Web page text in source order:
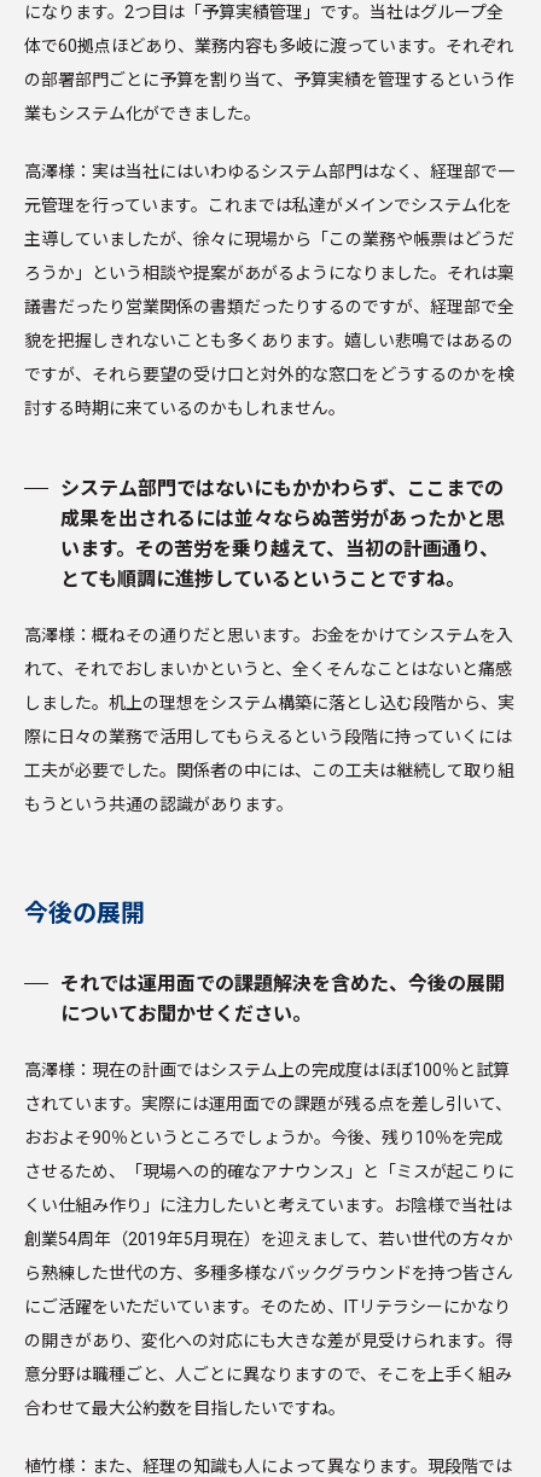
になります。2つ目は「予算実績管理」です。当社はグループ全
体で60拠点ほどあり、業務内容も多岐に渡っています。それぞれ
の部署部門ごとに予算を割り当て、予算実績を管理するという作
業もシステム化ができました。
高澤様：実は当社にはいわゆるシステム部門はなく、経理部で一
元管理を行っています。これまでは私達がメインでシステム化を
主導していましたが、徐々に現場から「この業務や帳票はどうだ
ろうか」という相談や提案があがるようになりました。それは稟
議書だったり営業関係の書類だったりするのですが、経理部で全
貌を把握しきれないことも多くあります。嬉しい悲鳴ではあるの
ですが、それら要望の受け口と対外的な窓口をどうするのかを検
討する時期に来ているのかもしれません。
システム部門ではないにもかかわらず、ここまでの
成果を出されるには並々ならぬ苦労があったかと思
います。その苦労を乗り越えて、当初の計画通り、
とても順調に進捗しているということですね。
高澤様：概ねその通りだと思います。お金をかけてシステムを入
れて、それでおしまいかというと、全くそんなことはないと痛感
しました。机上の理想をシステム構築に落とし込む段階から、実
際に日々の業務で活用してもらえるという段階に持っていくには
工夫が必要でした。関係者の中には、この工夫は継続して取り組
もうという共通の認識があります。
今後の展開
それでは運用面での課題解決を含めた、今後の展開
についてお聞かせください。
高澤様：現在の計画ではシステム上の完成度はほぼ100％と試算
されています。実際には運用面での課題が残る点を差し引いて、
おおよそ90％というところでしょうか。今後、残り10％を完成
させるため、「現場への的確なアナウンス」と「ミスが起こりに
くい仕組み作り」に注力したいと考えています。お陰様で当社は
創業54周年（2019年5月現在）を迎えまして、若い世代の方々か
ら熟練した世代の方、多種多様なバックグラウンドを持つ皆さん
にご活躍をいただいています。そのため、ITリテラシーにかなり
の開きがあり、変化への対応にも大きな差が見受けられます。得
意分野は職種ごと、人ごとに異なりますので、そこを上手く組み
合わせて最大公約数を目指したいですね。
植竹様：また、経理の知識も人によって異なります。現段階では